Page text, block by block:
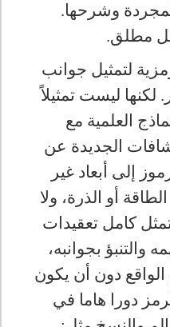
وشرحها.
مطلق.
لتمثيل جوانب
لكنها ليست تمثيلاً
العلمية مع
الجديدة عن
إلى أبعاد غير
أو الذرة، ولا
كامل تعقيدات
والتنبؤ بجوانبه،
دون أن يكون
دورا هاما في